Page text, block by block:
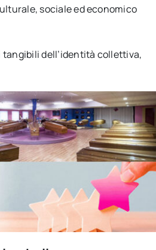
sociale ed economico
tangibili dell’identità collettiva,